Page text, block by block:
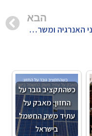
הבא
טייקוני האנרגיה ומשרד ראש הממשלה מקדמים פסקת התגברות על המשרד להגנת הסביבה על מנת לנטרל את חוק אוויר נקי
כשהתקציב גובר על
החזון: מאבק על
עתיד משק החשמל
בישראל